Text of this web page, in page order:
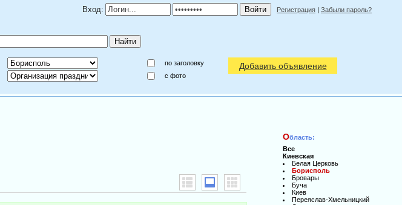
Вход: Регистрация | Забыли пароль?
по заголовку
c фото
Добавить объявление
Область:
Все
Киевская
Белая Церковь
Борисполь
Бровары
Буча
Киев
Переяслав-Хмельницкий